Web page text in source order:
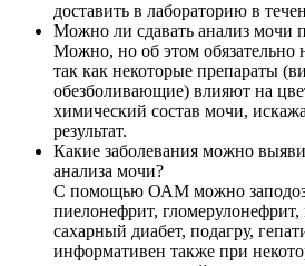
доставить в лабораторию в
Можно ли сдавать анализ мочи
Можно, но об этом обязательно
так как некоторые препараты
обезболивающие) влияют на
химический состав мочи,
результат.
Какие заболевания можно
анализа мочи?
С помощью ОАМ можно
пиелонефрит,
сахарный диабет, подагру,
информативен также при